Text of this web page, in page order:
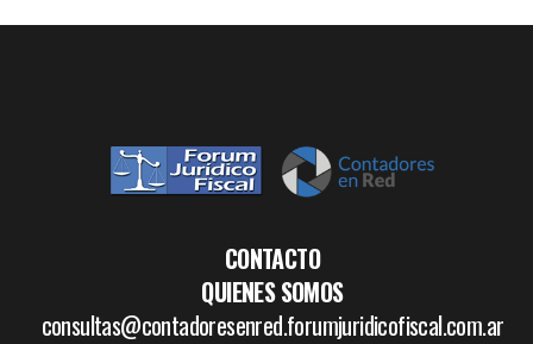
CONTACTO
QUIENES SOMOS
consultas@contadoresenred.forumjuridicofiscal.com.ar